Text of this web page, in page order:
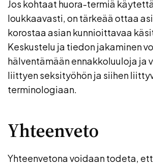
Jos kohtaat huora-termiä
loukkaavasti, on tärkeää ottaa
korostaa asian kunnioittavaa
Keskustelu ja tiedon jakaminen
hälventämään ennakkoluuloja ja
liittyen seksityöhön ja siihen
terminologiaan.
Yhteenveto
Yhteenvetona voidaan todeta,